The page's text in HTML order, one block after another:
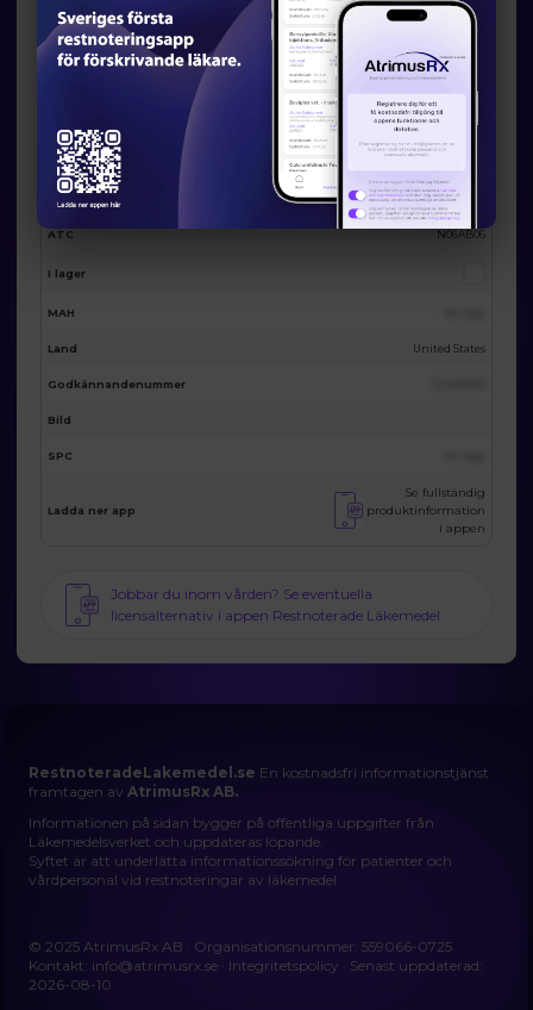
Eventuella licensalternativ från
AtrimusRx
19911
Produktnamn Sertraline 100mg 30 film-coated tabs
Förpackning
Substans Sertralin
ATC N06AB06
I lager
MAH
Land United States
Godkännandenummer
Bild
SPC
Ladda ner app
Se fullständig
produktinformation
i appen
Jobbar du inom vården? Se eventuella
licensalternativ i appen Restnoterade Läkemedel
RestnoteradeLakemedel.se En kostnadsfri informationstjänst
framtagen avAtrimusRx AB.
Informationen på sidan bygger på offentliga uppgifter från
Läkemedelsverket och uppdateras löpande.
Syftet är att underlätta informationssökning för patienter och
vårdpersonal vid restnoteringar av läkemedel.
© 2025 AtrimusRx AB · Organisationsnummer: 559066-0725
Kontakt: info@atrimusrx.se · Integritetspolicy · Senast uppdaterad:
2026-08-10